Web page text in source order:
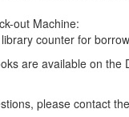
out Machine:
counter for
are available on the
please contact